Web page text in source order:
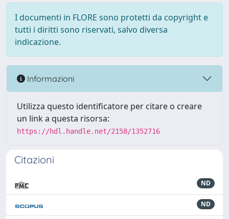
I documenti in FLORE sono protetti da copyright e
tutti i diritti sono riservati, salvo diversa
indicazione.
Informazioni
Utilizza questo identificatore per citare o creare
un link a questa risorsa:
https://hdl.handle.net/2158/1352716
Citazioni
ND
ND